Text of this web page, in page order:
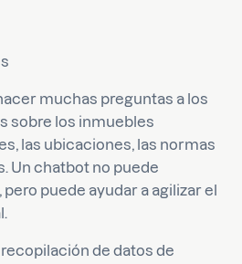
muchas preguntas a los
sobre los inmuebles
las ubicaciones, las normas
Un chatbot no puede
puede ayudar a agilizar el
de datos de